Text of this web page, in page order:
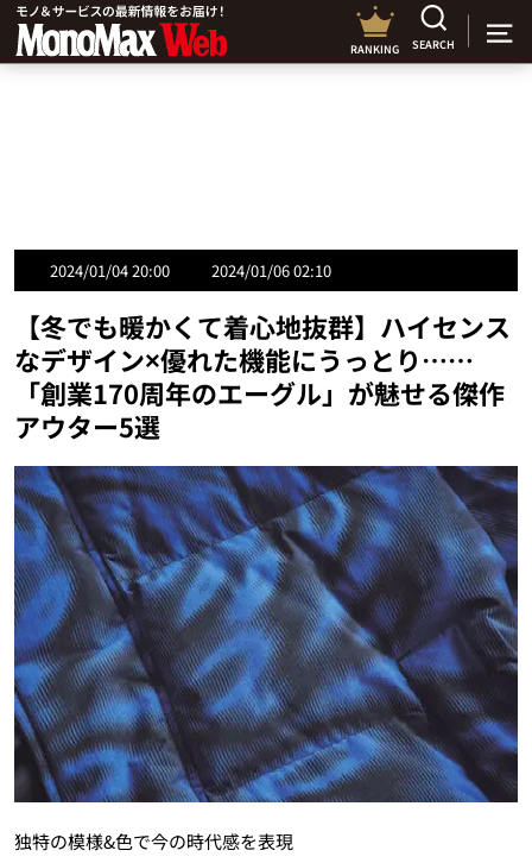
RANKING SEARCH
2024/01/04 20:00 2024/01/06 02:10
【冬でも暖かくて着心地抜群】ハイセンス
なデザイン×優れた機能にうっとり……
「創業170周年のエーグル」が魅せる傑作
アウター5選
独特の模様&色で今の時代感を表現